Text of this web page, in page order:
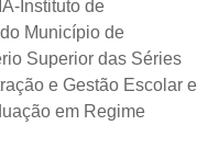
Instituto de
Município de
Superior das Séries
e Gestão Escolar e
em Regime